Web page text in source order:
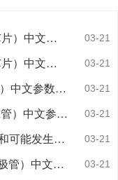
1EDI60I12AF（英飞凌 栅极驱动芯片）中文参数及引脚图 03-21
1EDI40I12AF（英飞凌 栅极驱动芯片）中文参数及引脚图 03-21
IKW08T120（英飞凌 IGBT管/模块）中文参数及应用领域 03-21
IRFH7440TRPBF（英飞凌 场效应管）中文参数及应用领域 03-21
必须了解变压器的不正常工作状态和可能发生的故障有哪些?【解答】 03-21
IDM02G120C5（英飞凌 肖特基二极管）中文参数及应用领域 03-21